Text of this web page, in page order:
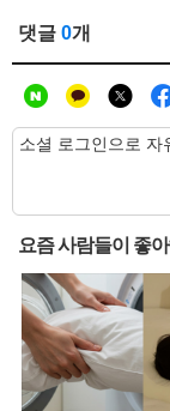
댓글 0개
요즘 사람들이 좋